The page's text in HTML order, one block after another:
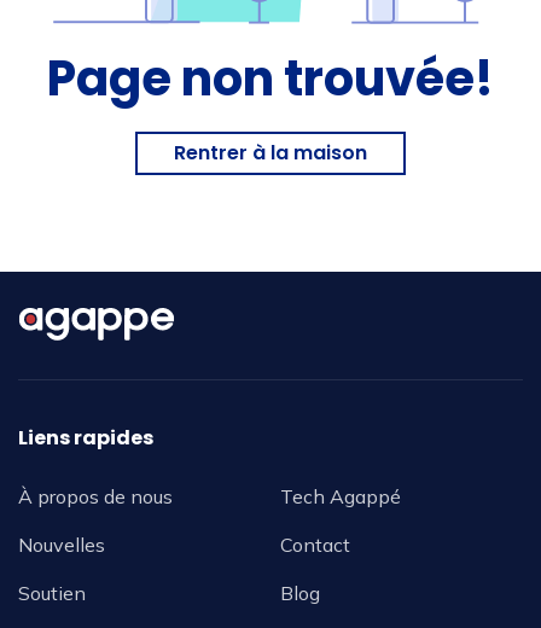
Page non trouvée!
Rentrer à la maison
Liens rapides
À propos de nous
Nouvelles
Soutien
Tech Agappé
Contact
Blog